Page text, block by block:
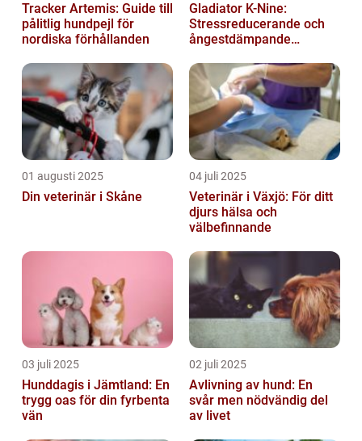
Tracker Artemis: Guide till
pålitlig hundpejl för
nordiska förhållanden
Gladiator K-Nine:
Stressreducerande och
ångestdämpande
01 augusti 2025
Din veterinär i Skåne
04 juli 2025
Veterinär i Växjö: För ditt
djurs hälsa och
välbefinnande
03 juli 2025
Hunddagis i Jämtland: En
trygg oas för din fyrbenta
vän
02 juli 2025
Avlivning av hund: En
svår men nödvändig del
av livet